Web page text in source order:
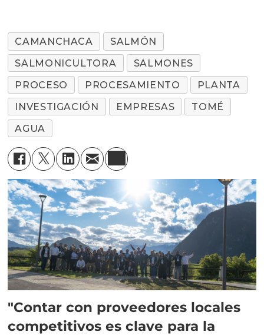
CAMANCHACA
SALMÓN
SALMONICULTORA
SALMONES
PROCESO
PROCESAMIENTO
PLANTA
INVESTIGACIÓN
EMPRESAS
TOMÉ
AGUA
"Contar con proveedores locales
competitivos es clave para la